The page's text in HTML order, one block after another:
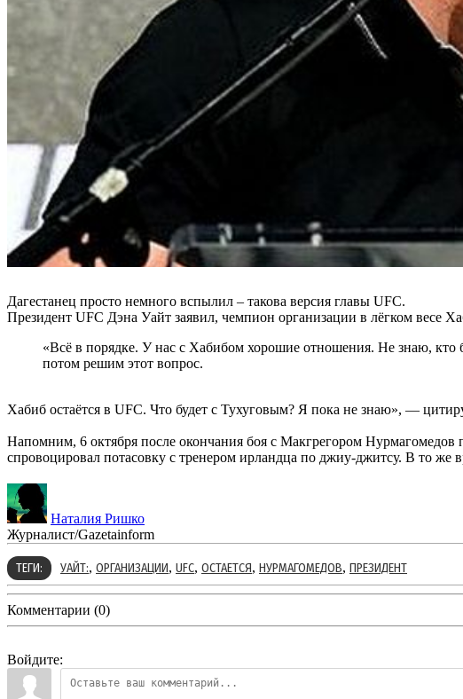
Дагестанец просто немного вспылил – такова версия главы UFC.
Президент UFC Дэна Уайт заявил, чемпион организации в лёгком весе
«Всё в порядке. У нас с Хабибом хорошие отношения. Не знаю, кто
потом решим этот вопрос.
Хабиб остаётся в UFC. Что будет с Тухуговым? Я пока не знаю», —
Напомним, 6 октября после окончания боя с Макгрегором
спровоцировал потасовку с тренером ирландца по джиу-джитсу. В то же
Наталия Ришко
Журналист/Gazetainform
ТЕГИ: УАЙТ:, ОРГАНИЗАЦИИ, UFC, ОСТАЕТСЯ, НУРМАГОМЕДОВ, ПРЕЗИДЕНТ
Комментарии (0)
Войдите: